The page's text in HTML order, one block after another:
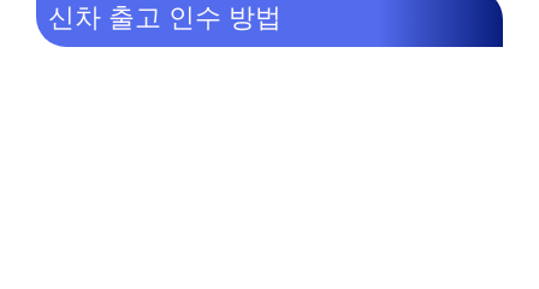
신차 출고 인수 방법